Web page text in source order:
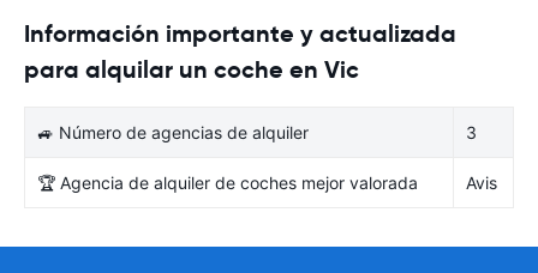
Información importante y actualizada
para alquilar un coche en Vic
🚙 Número de agencias de alquiler 3
🏆 Agencia de alquiler de coches mejor valorada Avis